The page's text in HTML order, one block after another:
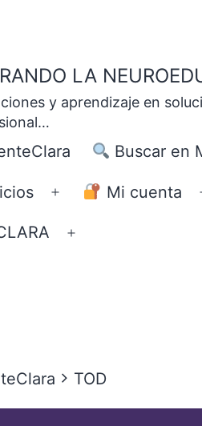
LA
y aprendizaje en
Buscar en
Abrir
el
Mi cuenta
TOD